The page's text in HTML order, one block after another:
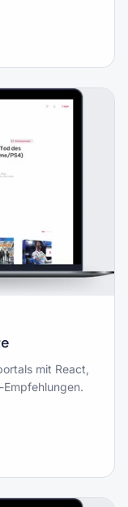
mit React,